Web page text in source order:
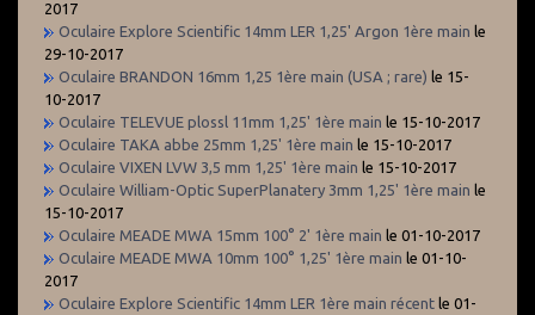
2017
Oculaire Explore Scientific 14mm LER 1,25' Argon 1ère main le
29-10-2017
Oculaire BRANDON 16mm 1,25 1ère main (USA ; rare) le 15-
10-2017
Oculaire TELEVUE plossl 11mm 1,25' 1ère main le 15-10-2017
Oculaire TAKA abbe 25mm 1,25' 1ère main le 15-10-2017
Oculaire VIXEN LVW 3,5 mm 1,25' 1ère main le 15-10-2017
Oculaire William-Optic SuperPlanatery 3mm 1,25' 1ère main le
15-10-2017
Oculaire MEADE MWA 15mm 100° 2' 1ère main le 01-10-2017
Oculaire MEADE MWA 10mm 100° 1,25' 1ère main le 01-10-
2017
Oculaire Explore Scientific 14mm LER 1ère main récent le 01-